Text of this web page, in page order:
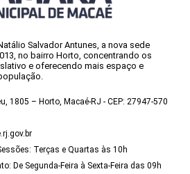
Salvador Antunes, a nova sede
no bairro Horto, concentrando os
e oferecendo mais espaço e
1805 – Horto, Macaé-RJ - CEP: 27947-570
Terças e Quartas às 10h
De Segunda-Feira à Sexta-Feira das 09h